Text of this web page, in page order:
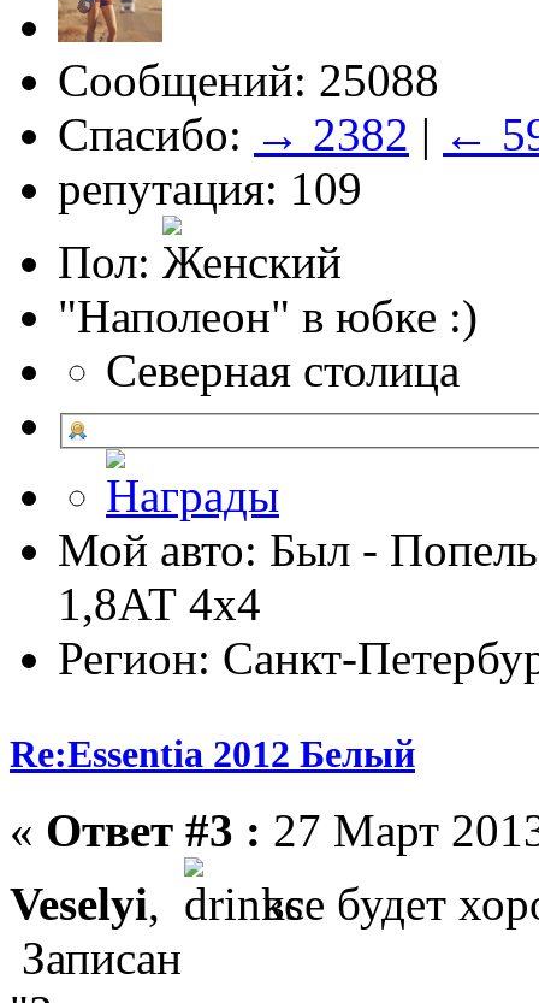
Сообщений: 25088
Спасибо: → 2382 | ←
репутация: 109
Пол:
"Наполеон" в юбке :)
Северная столица
Мой авто: Был -
1,8АТ 4х4
Регион: Санкт-
Re:Essentia 2012 Белый
« Ответ #3 : 27 Март
Veselyi,
все будет
Записан